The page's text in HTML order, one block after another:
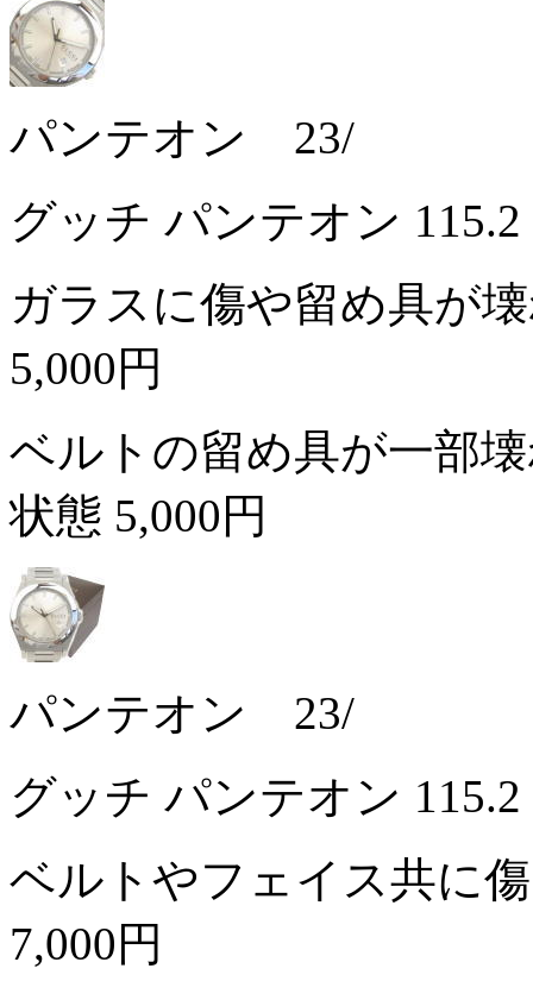
パンテオン 23/
グッチ パンテオン
ガラスに傷や留め具が
5,000円
ベルトの留め具が一部
状態 5,000円
パンテオン 23/
グッチ パンテオン
ベルトやフェイス共に
7,000円